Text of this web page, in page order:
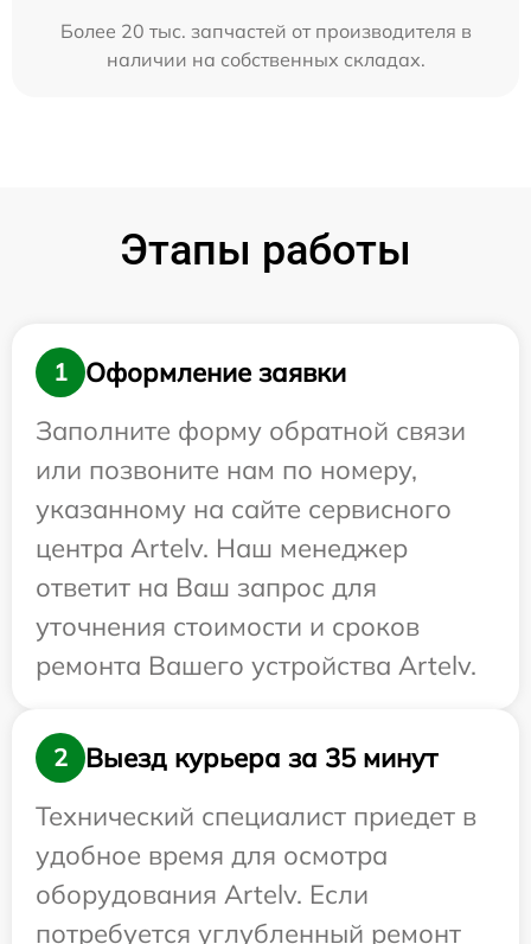
Более 20 тыс. запчастей от производителя в
наличии на собственных складах.
Этапы работы
1
Оформление заявки
Заполните форму обратной связи
или позвоните нам по номеру,
указанному на сайте сервисного
центра Artelv. Наш менеджер
ответит на Ваш запрос для
уточнения стоимости и сроков
ремонта Вашего устройства Artelv.
2
Выезд курьера за 35 минут
Технический специалист приедет в
удобное время для осмотра
оборудования Artelv. Если
потребуется углубленный ремонт